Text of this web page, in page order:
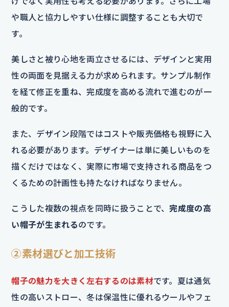
や職人と協力しやすい仕様に調整することも大切で
す。
美しさと被り心地を両立させるには、デザインと実用
性の両面を見据える力が求められます。サンプル制作
を経て修正を重ね、完成度を高める流れで進むのが一
般的です。
また、デザイン段階ではコストや販売価格も視野に入
れる必要があります。デザイナーは単に美しいものを
描くだけではなく、実際に市場で支持される商品をつ
くるための計画性も持たなければなりません。
こうした複数の視点を同時に扱うことで、完成度の高
い帽子が生まれるのです。
②素材選びと加工技術
帽子の魅力を大きく左右するのは素材です。夏は通気
性の高いストロー、冬は保温性に優れるウールやフェ